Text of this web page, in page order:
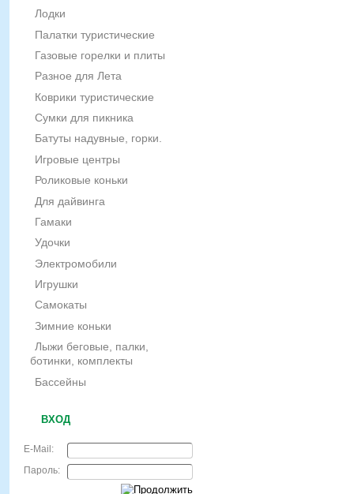
Лодки
Палатки туристические
Газовые горелки и плиты
Разное для Лета
Коврики туристические
Сумки для пикника
Батуты надувные, горки.
Игровые центры
Роликовые коньки
Для дайвинга
Гамаки
Удочки
Электромобили
Игрушки
Самокаты
Зимние коньки
Лыжи беговые, палки,
ботинки, комплекты
Бассейны
ВХОД
E-Mail:
Пароль: